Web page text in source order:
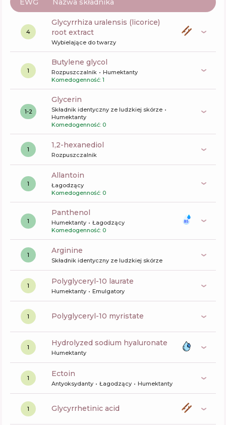
EWG Nazwa składnika
4
glycyrrhiza uralensis (licorice)
root extract
Wybielające do twarzy
1
butylene glycol
Rozpuszczalnik
Humektanty
Komedogenność: 1
1-2
glycerin
Składnik identyczny ze ludzkiej skórze
Humektanty
Komedogenność: 0
1 1,2-hexanediol
Rozpuszczalnik
1
allantoin
Łagodzący
Komedogenność: 0
1
panthenol
Humektanty
Łagodzący
Komedogenność: 0
1 arginine
Składnik identyczny ze ludzkiej skórze
1 polyglyceryl-10 laurate
Humektanty Emulgatory
1 polyglyceryl-10 myristate
1 hydrolyzed sodium hyaluronate
Humektanty
1 ectoin
Antyoksydanty Łagodzący Humektanty
1 glycyrrhetinic acid